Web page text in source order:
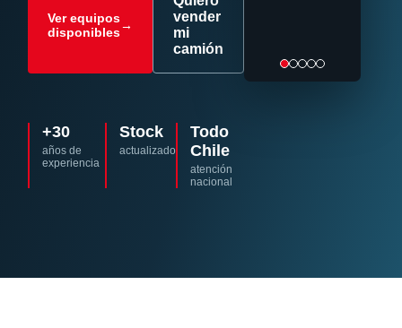
Ver equipos
disponibles→
vender
mi
camión
+30
años de
experiencia
Stock
actualizado
Todo
Chile
atención
nacional